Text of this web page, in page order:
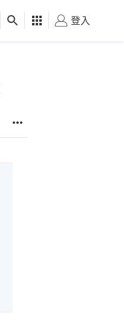
健康 好食玩飛
登入